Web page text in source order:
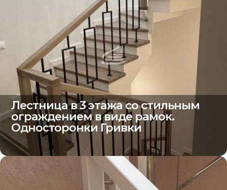
Лестница в 3 этажа со стильным
ограждением в виде рамок.
Односторонки Гривки